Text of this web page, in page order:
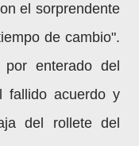
el sorprendente
de cambio".
enterado del
fallido acuerdo y
del rollete del